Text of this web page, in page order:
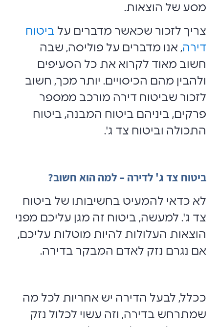
מסע של הוצאות.
צריך לזכור שכאשר מדברים על ביטוח
דירה, אנו מדברים על פוליסה, שבה
חשוב מאוד לקרוא את כל הסעיפים
ולהבין מהם הכיסויים. יותר מכך, חשוב
לזכור שביטוח דירה מורכב ממספר
פרקים, ביניהם ביטוח המבנה, ביטוח
התכולה וביטוח צד ג'.
ביטוח צד ג' לדירה – למה הוא חשוב?
לא כדאי להמעיט בחשיבותו של ביטוח
צד ג'. למעשה, ביטוח זה מגן עליכם מפני
הוצאות העלולות להיות מוטלות עליכם,
אם נגרם נזק לאדם המבקר בדירה.
ככלל, לבעל הדירה יש אחריות לכל מה
שמתרחש בדירה, וזה עשוי לכלול נזק